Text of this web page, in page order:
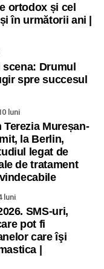
ortodox și cel
în următorii ani |
Drumul
spre succesul
luni
Mureșan-
la Berlin,
legat de
de tratament
luni
SMS-uri,
pot fi
care îşi
|